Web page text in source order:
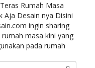
Rumah Masa
Aja Desain nya Disini
ingin sharing
masa kini yang
pada rumah